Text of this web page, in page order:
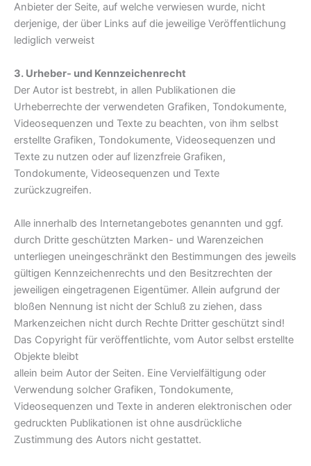
Anbieter der Seite, auf welche verwiesen wurde, nicht
derjenige, der über Links auf die jeweilige Veröffentlichung
lediglich verweist
3. Urheber- und Kennzeichenrecht
Der Autor ist bestrebt, in allen Publikationen die
Urheberrechte der verwendeten Grafiken, Tondokumente,
Videosequenzen und Texte zu beachten, von ihm selbst
erstellte Grafiken, Tondokumente, Videosequenzen und
Texte zu nutzen oder auf lizenzfreie Grafiken,
Tondokumente, Videosequenzen und Texte
zurückzugreifen.
Alle innerhalb des Internetangebotes genannten und ggf.
durch Dritte geschützten Marken- und Warenzeichen
unterliegen uneingeschränkt den Bestimmungen des jeweils
gültigen Kennzeichenrechts und den Besitzrechten der
jeweiligen eingetragenen Eigentümer. Allein aufgrund der
bloßen Nennung ist nicht der Schluß zu ziehen, dass
Markenzeichen nicht durch Rechte Dritter geschützt sind!
Das Copyright für veröffentlichte, vom Autor selbst erstellte
Objekte bleibt
allein beim Autor der Seiten. Eine Vervielfältigung oder
Verwendung solcher Grafiken, Tondokumente,
Videosequenzen und Texte in anderen elektronischen oder
gedruckten Publikationen ist ohne ausdrückliche
Zustimmung des Autors nicht gestattet.